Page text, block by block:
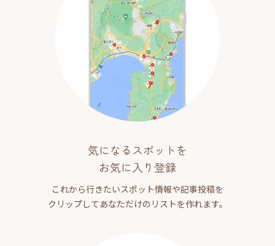
気になるスポットを
お気に入り登録
これから行きたいスポット情報や記事投稿を
クリップしてあなただけのリストを作れます。